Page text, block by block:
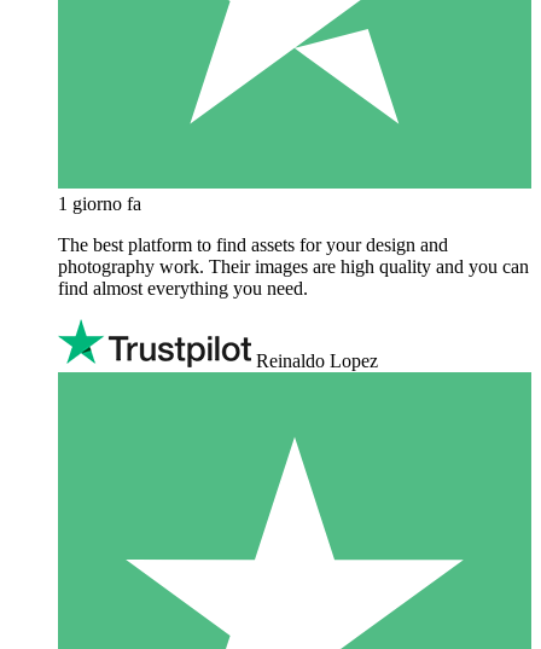
1 giorno fa
The best platform to find assets for your design and
photography work. Their images are high quality and you can
find almost everything you need.
Reinaldo Lopez